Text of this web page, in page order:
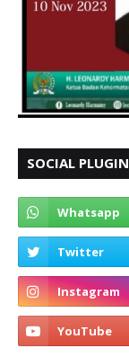
SOCIAL PLUGIN